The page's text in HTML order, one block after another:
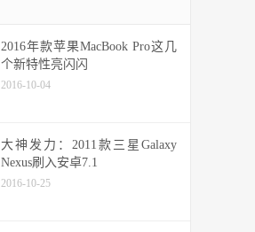
2016年款苹果MacBook Pro这几
个新特性亮闪闪
2016-10-04
大神发力：2011款三星Galaxy
Nexus刷入安卓7.1
2016-10-25